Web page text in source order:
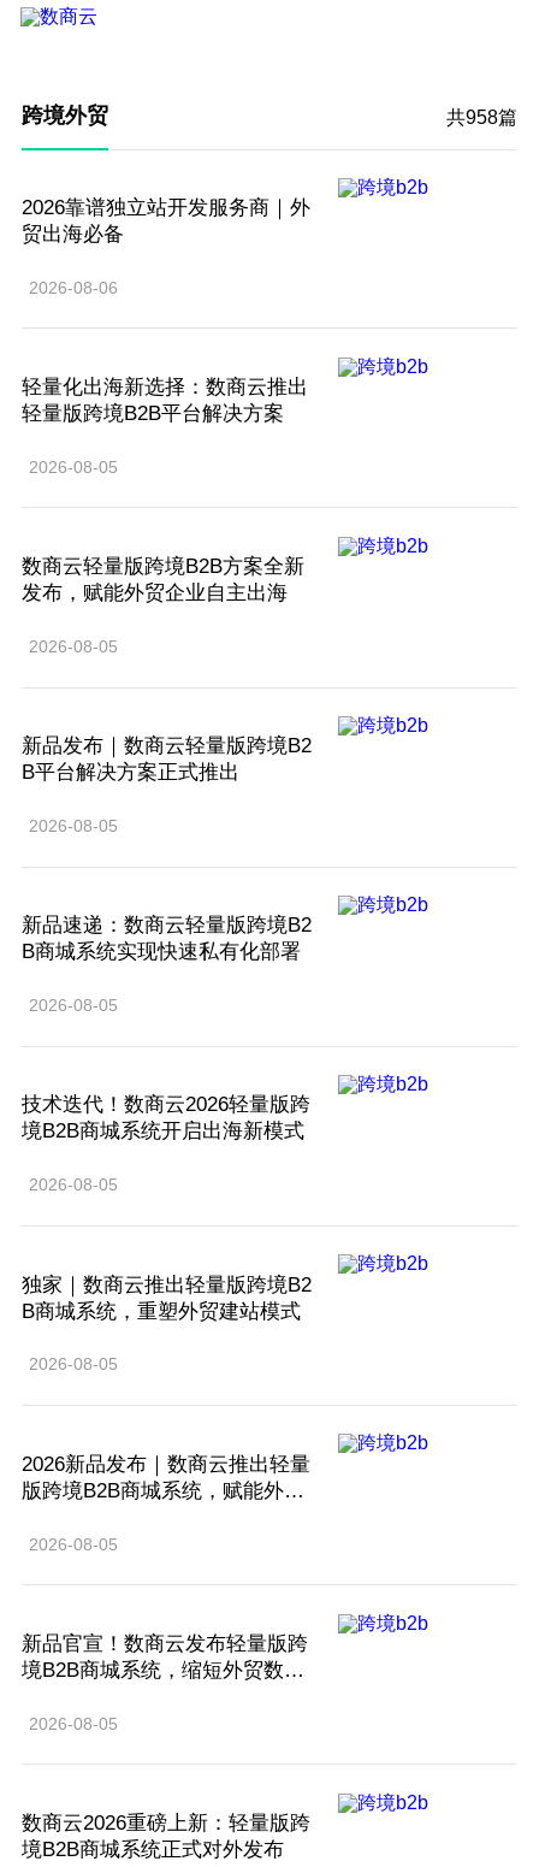
跨境外贸 共958篇
2026靠谱独立站开发服务商｜外
贸出海必备
2026-08-06
轻量化出海新选择：数商云推出
轻量版跨境B2B平台解决方案
2026-08-05
数商云轻量版跨境B2B方案全新
发布，赋能外贸企业自主出海
2026-08-05
新品发布｜数商云轻量版跨境B2
B平台解决方案正式推出
2026-08-05
新品速递：数商云轻量版跨境B2
B商城系统实现快速私有化部署
2026-08-05
技术迭代！数商云2026轻量版跨
境B2B商城系统开启出海新模式
2026-08-05
独家｜数商云推出轻量版跨境B2
B商城系统，重塑外贸建站模式
2026-08-05
2026新品发布｜数商云推出轻量
版跨境B2B商城系统，赋能外贸
2026-08-05
新品官宣！数商云发布轻量版跨
境B2B商城系统，缩短外贸数字
2026-08-05
数商云2026重磅上新：轻量版跨
境B2B商城系统正式对外发布